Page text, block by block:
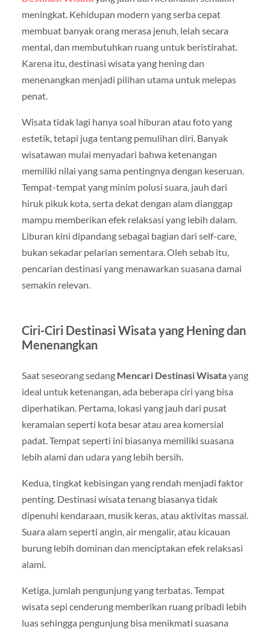
meningkat. Kehidupan modern yang serba cepat
membuat banyak orang merasa jenuh, lelah secara
mental, dan membutuhkan ruang untuk beristirahat.
Karena itu, destinasi wisata yang hening dan
menenangkan menjadi pilihan utama untuk melepas
penat.
Wisata tidak lagi hanya soal hiburan atau foto yang
estetik, tetapi juga tentang pemulihan diri. Banyak
wisatawan mulai menyadari bahwa ketenangan
memiliki nilai yang sama pentingnya dengan keseruan.
Tempat-tempat yang minim polusi suara, jauh dari
hiruk pikuk kota, serta dekat dengan alam dianggap
mampu memberikan efek relaksasi yang lebih dalam.
Liburan kini dipandang sebagai bagian dari self-care,
bukan sekadar pelarian sementara. Oleh sebab itu,
pencarian destinasi yang menawarkan suasana damai
semakin relevan.
Ciri-Ciri Destinasi Wisata yang Hening dan
Menenangkan
Saat seseorang sedang Mencari Destinasi Wisatayang
ideal untuk ketenangan, ada beberapa ciri yang bisa
diperhatikan. Pertama, lokasi yang jauh dari pusat
keramaian seperti kota besar atau area komersial
padat. Tempat seperti ini biasanya memiliki suasana
lebih alami dan udara yang lebih bersih.
Kedua, tingkat kebisingan yang rendah menjadi faktor
penting. Destinasi wisata tenang biasanya tidak
dipenuhi kendaraan, musik keras, atau aktivitas massal.
Suara alam seperti angin, air mengalir, atau kicauan
burung lebih dominan dan menciptakan efek relaksasi
alami.
Ketiga, jumlah pengunjung yang terbatas. Tempat
wisata sepi cenderung memberikan ruang pribadi lebih
luas sehingga pengunjung bisa menikmati suasana